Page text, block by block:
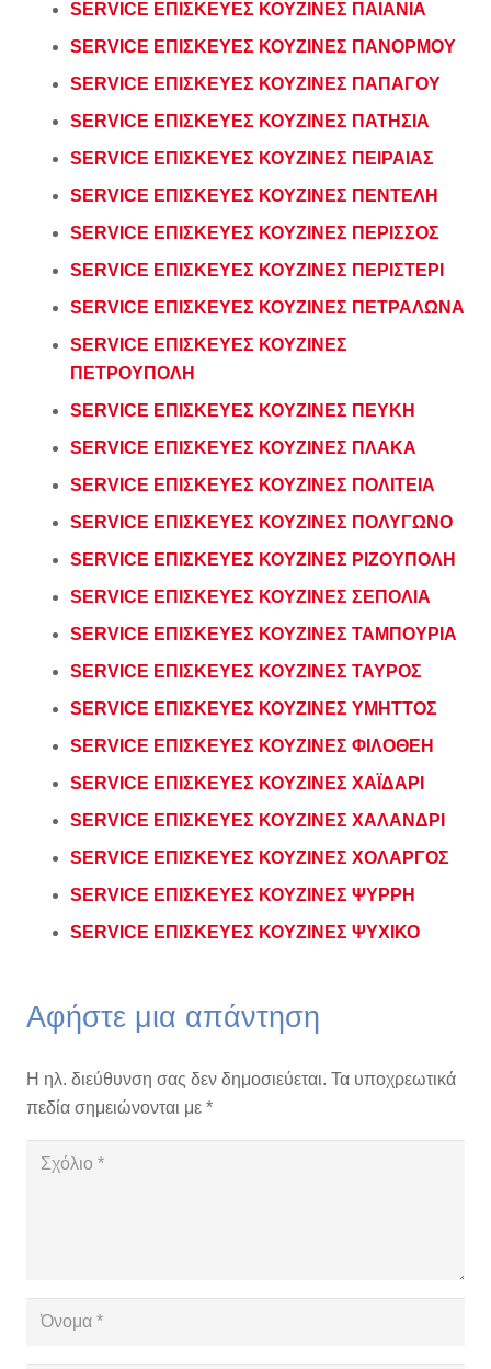
SERVICE ΕΠΙΣΚΕΥΕΣ ΚΟΥΖΙΝΕΣ ΠΑΙΑΝΙΑ
SERVICE ΕΠΙΣΚΕΥΕΣ ΚΟΥΖΙΝΕΣ ΠΑΝΟΡΜΟΥ
SERVICE ΕΠΙΣΚΕΥΕΣ ΚΟΥΖΙΝΕΣ ΠΑΠΑΓΟΥ
SERVICE ΕΠΙΣΚΕΥΕΣ ΚΟΥΖΙΝΕΣ ΠΑΤΗΣΙΑ
SERVICE ΕΠΙΣΚΕΥΕΣ ΚΟΥΖΙΝΕΣ ΠΕΙΡΑΙΑΣ
SERVICE ΕΠΙΣΚΕΥΕΣ ΚΟΥΖΙΝΕΣ ΠΕΝΤΕΛΗ
SERVICE ΕΠΙΣΚΕΥΕΣ ΚΟΥΖΙΝΕΣ ΠΕΡΙΣΣΟΣ
SERVICE ΕΠΙΣΚΕΥΕΣ ΚΟΥΖΙΝΕΣ ΠΕΡΙΣΤΕΡΙ
SERVICE ΕΠΙΣΚΕΥΕΣ ΚΟΥΖΙΝΕΣ ΠΕΤΡΑΛΩΝΑ
SERVICE ΕΠΙΣΚΕΥΕΣ ΚΟΥΖΙΝΕΣ
ΠΕΤΡΟΥΠΟΛΗ
SERVICE ΕΠΙΣΚΕΥΕΣ ΚΟΥΖΙΝΕΣ ΠΕΥΚΗ
SERVICE ΕΠΙΣΚΕΥΕΣ ΚΟΥΖΙΝΕΣ ΠΛΑΚΑ
SERVICE ΕΠΙΣΚΕΥΕΣ ΚΟΥΖΙΝΕΣ ΠΟΛΙΤΕΙΑ
SERVICE ΕΠΙΣΚΕΥΕΣ ΚΟΥΖΙΝΕΣ ΠΟΛΥΓΩΝΟ
SERVICE ΕΠΙΣΚΕΥΕΣ ΚΟΥΖΙΝΕΣ ΡΙΖΟΥΠΟΛΗ
SERVICE ΕΠΙΣΚΕΥΕΣ ΚΟΥΖΙΝΕΣ ΣΕΠΟΛΙΑ
SERVICE ΕΠΙΣΚΕΥΕΣ ΚΟΥΖΙΝΕΣ ΤΑΜΠΟΥΡΙΑ
SERVICE ΕΠΙΣΚΕΥΕΣ ΚΟΥΖΙΝΕΣ ΤΑΥΡΟΣ
SERVICE ΕΠΙΣΚΕΥΕΣ ΚΟΥΖΙΝΕΣ ΥΜΗΤΤΟΣ
SERVICE ΕΠΙΣΚΕΥΕΣ ΚΟΥΖΙΝΕΣ ΦΙΛΟΘΕΗ
SERVICE ΕΠΙΣΚΕΥΕΣ ΚΟΥΖΙΝΕΣ ΧΑΪΔΑΡΙ
SERVICE ΕΠΙΣΚΕΥΕΣ ΚΟΥΖΙΝΕΣ ΧΑΛΑΝΔΡΙ
SERVICE ΕΠΙΣΚΕΥΕΣ ΚΟΥΖΙΝΕΣ ΧΟΛΑΡΓΟΣ
SERVICE ΕΠΙΣΚΕΥΕΣ ΚΟΥΖΙΝΕΣ ΨΥΡΡΗ
SERVICE ΕΠΙΣΚΕΥΕΣ ΚΟΥΖΙΝΕΣ ΨΥΧΙΚΟ
Αφήστε μια απάντηση
Η ηλ. διεύθυνση σας δεν δημοσιεύεται. Τα υποχρεωτικά
πεδία σημειώνονται με *